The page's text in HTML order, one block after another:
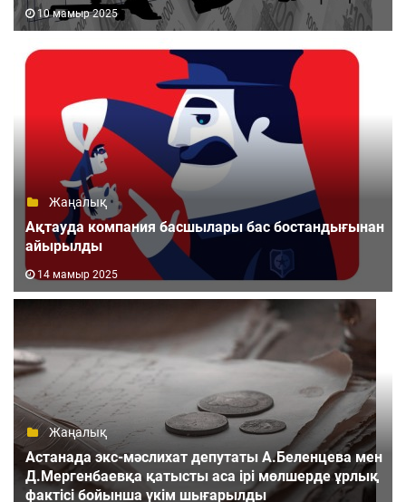
10 мамыр 2025
Жаңалық
Ақтауда компания басшылары бас бостандығынан
айырылды
14 мамыр 2025
Жаңалық
Астанада экс-мəслихат депутаты А.Беленцева мен
Д.Мергенбаевқа қатысты аса ірі мөлшерде ұрлық
фактісі бойынша үкім шығарылды